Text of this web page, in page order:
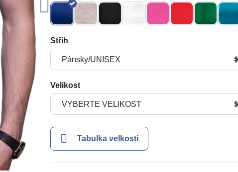
Střih
Velikost
Tabulka velkosti